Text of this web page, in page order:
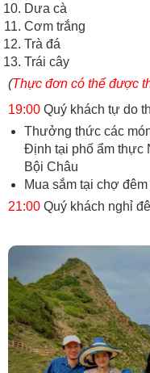
Dưa cà
Cơm trắng
Trà đá
Trái cây
(Thực đơn có thể được
19:00 Quý khách tự do
Thưởng thức các
Định tại phố ẩm thực
Bội Châu
Mua sắm tại chợ
21:00 Quý khách nghỉ